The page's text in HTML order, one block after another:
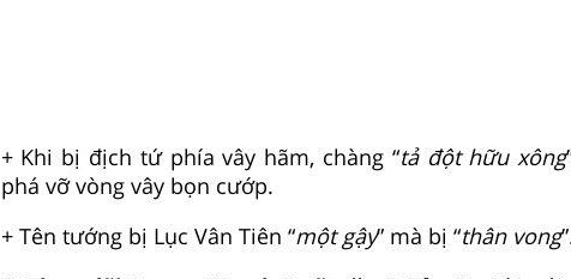
+ Khi bị địch tứ phía vây hãm, chàng “tả đột hữu xông
phá vỡ vòng vây bọn cướp.
+ Tên tướng bị Lục Vân Tiên “một gậy” mà bị “thân vong